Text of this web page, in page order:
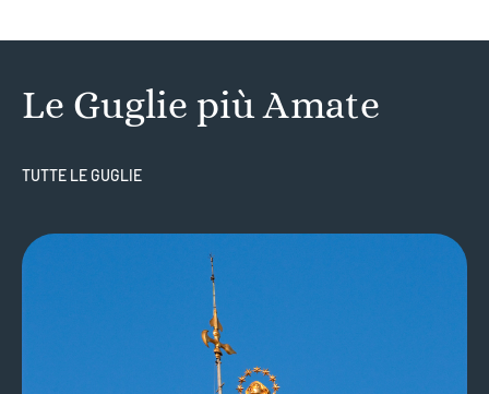
Le Guglie più Amate
TUTTE LE GUGLIE